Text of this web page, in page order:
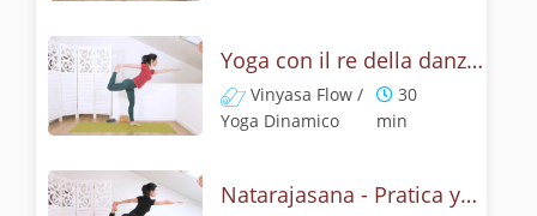
Yoga con il re della danza - Natarajasana con un braccio
Vinyasa Flow /
Yoga Dinamico
30
min
Natarajasana - Pratica yoga con la tecnica della posizione di Shiva danzante